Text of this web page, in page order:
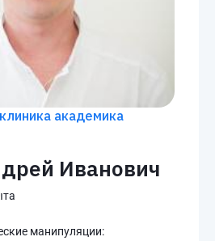
академика
Иванович
манипуляции: